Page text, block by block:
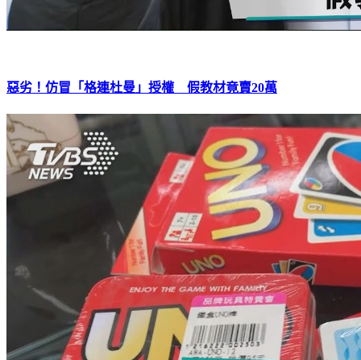
惡劣！仿冒「格連杜曼」授權 假教材竟賣20萬